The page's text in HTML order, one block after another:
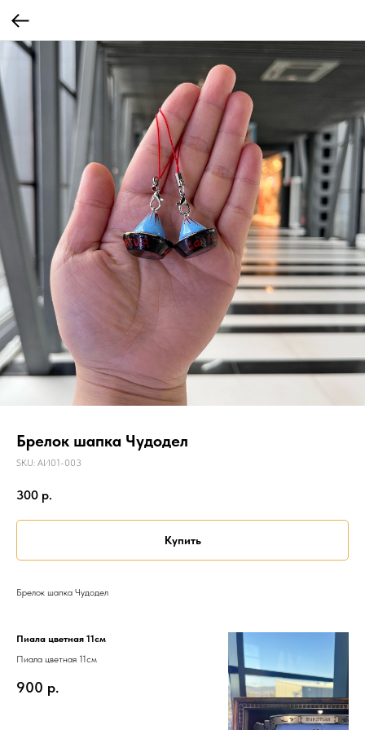
Брелок шапка Чудодел
SKU: АИ01-003
300 р.
Купить
Брелок шапка Чудодел
Пиала цветная 11см
Пиала цветная 11см
900 р.